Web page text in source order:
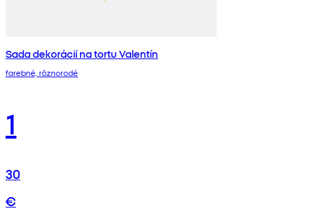
Sada dekorácií na tortu Valentín
farebné, rôznorodé
1
30
€